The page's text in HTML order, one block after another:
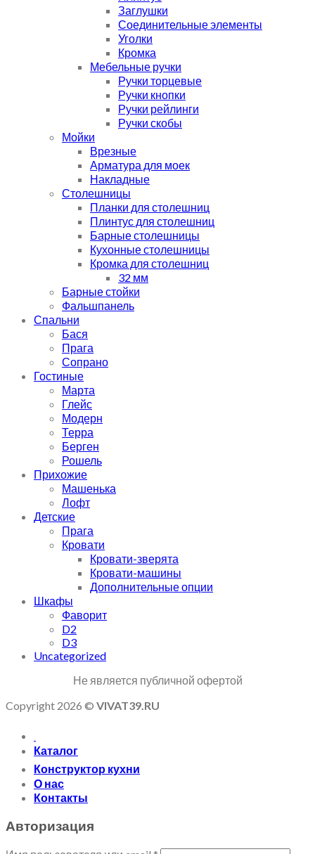
Заглушки
Соединительные элементы
Уголки
Кромка
Мебельные ручки
Ручки торцевые
Ручки кнопки
Ручки рейлинги
Ручки скобы
Мойки
Врезные
Арматура для моек
Накладные
Столешницы
Планки для столешниц
Плинтус для столешниц
Барные столешницы
Кухонные столешницы
Кромка для столешниц
32 мм
Барные стойки
Фальшпанель
Спальни
Бася
Прага
Сопрано
Гостиные
Марта
Глейс
Модерн
Терра
Берген
Рошель
Прихожие
Машенька
Лофт
Детские
Прага
Кровати
Кровати-зверята
Кровати-машины
Дополнительные опции
Шкафы
Фаворит
D2
D3
Uncategorized
Не является публичной офертой
Copyright 2026 © VIVAT39.RU
Каталог
Конструктор кухни
О нас
Контакты
Авторизация